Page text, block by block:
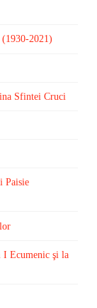
2021)
Sfintei Cruci
Paisie
Ecumenic şi la